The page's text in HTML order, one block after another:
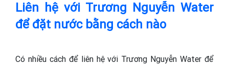
Liên hệ với Trương Nguyễn Water
để đặt nước bằng cách nào
Có nhiều cách để liên hệ với Trương Nguyễn Water để